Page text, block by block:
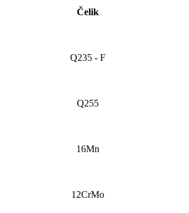
Čelik
Q235 - F
Q255
16Mn
12CrMo